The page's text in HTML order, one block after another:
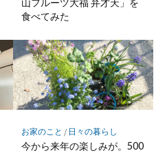
食べてみた
お家のこと / 日々の暮らし
今から来年の楽しみが。500